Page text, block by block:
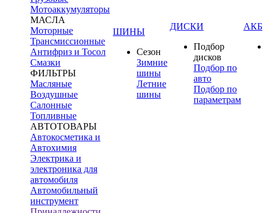
Мотоаккумуляторы
МАСЛА
Моторные
Трансмиссионные
Антифриз и Тосол
Смазки
ФИЛЬТРЫ
Масляные
Воздушные
Салонные
Топливные
АВТОТОВАРЫ
Автокосметика и
Автохимия
Электрика и
электроника для
автомобиля
Автомобильный
инструмент
ШИНЫ
Сезон
Зимние
шины
Летние
шины
ДИСКИ
Подбор
дисков
Подбор по
авто
Подбор по
параметрам
АКБ